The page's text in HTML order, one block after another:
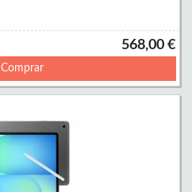
568,00 €
Comprar